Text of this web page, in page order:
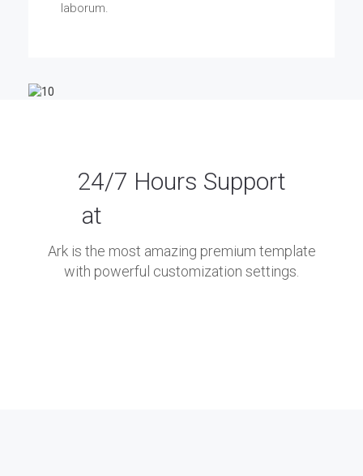
laborum.
24/7 Hours Support
at
Ark is the most amazing premium template
with powerful customization settings.